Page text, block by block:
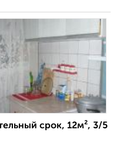
срок, 12м², 3/5